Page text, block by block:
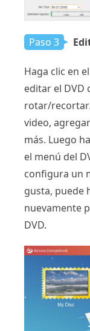
Paso 3
Haga clic en
editar el DVD
rotar/
video,
más. Luego
el menú del
configura un
gusta, puede
nuevamente
DVD.